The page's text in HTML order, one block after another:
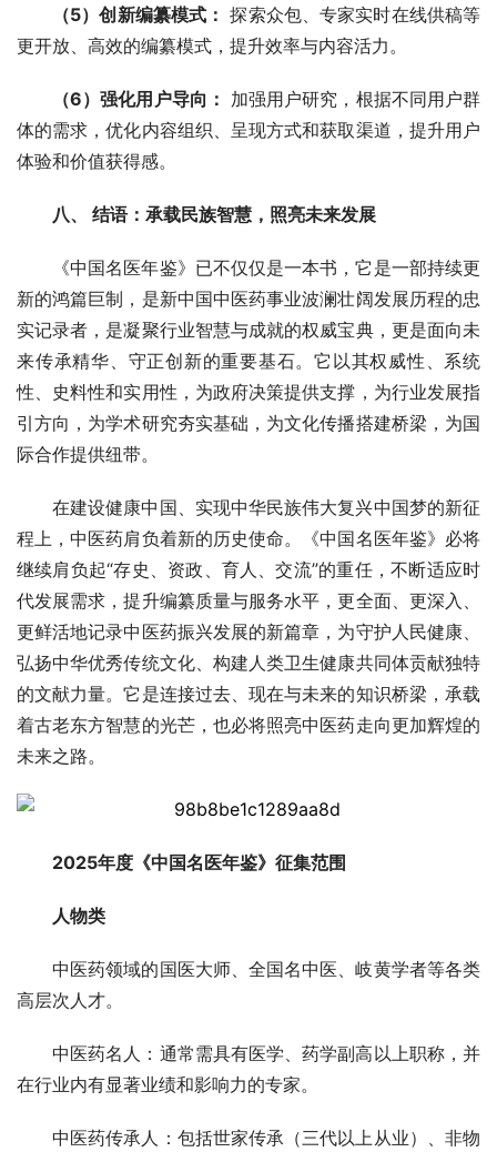
（5）创新编纂模式： 探索众包、专家实时在线供稿等
更开放、高效的编纂模式，提升效率与内容活力。
（6）强化用户导向： 加强用户研究，根据不同用户群
体的需求，优化内容组织、呈现方式和获取渠道，提升用户
体验和价值获得感。
八、 结语：承载民族智慧，照亮未来发展
《中国名医年鉴》已不仅仅是一本书，它是一部持续更
新的鸿篇巨制，是新中国中医药事业波澜壮阔发展历程的忠
实记录者，是凝聚行业智慧与成就的权威宝典，更是面向未
来传承精华、守正创新的重要基石。它以其权威性、系统
性、史料性和实用性，为政府决策提供支撑，为行业发展指
引方向，为学术研究夯实基础，为文化传播搭建桥梁，为国
际合作提供纽带。
在建设健康中国、实现中华民族伟大复兴中国梦的新征
程上，中医药肩负着新的历史使命。《中国名医年鉴》必将
继续肩负起“存史、资政、育人、交流”的重任，不断适应时
代发展需求，提升编纂质量与服务水平，更全面、更深入、
更鲜活地记录中医药振兴发展的新篇章，为守护人民健康、
弘扬中华优秀传统文化、构建人类卫生健康共同体贡献独特
的文献力量。它是连接过去、现在与未来的知识桥梁，承载
着古老东方智慧的光芒，也必将照亮中医药走向更加辉煌的
未来之路。
2025年度《中国名医年鉴》征集范围
人物类
中医药领域的国医大师、全国名中医、岐黄学者等各类
高层次人才。
中医药名人：通常需具有医学、药学副高以上职称，并
在行业内有显著业绩和影响力的专家。
中医药传承人：包括世家传承（三代以上从业）、非物